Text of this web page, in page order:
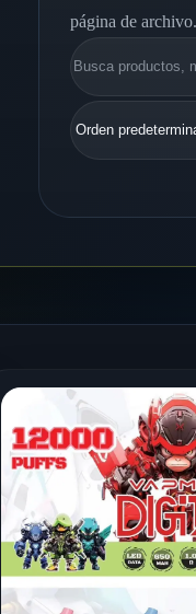
página de archivo.
Buscar